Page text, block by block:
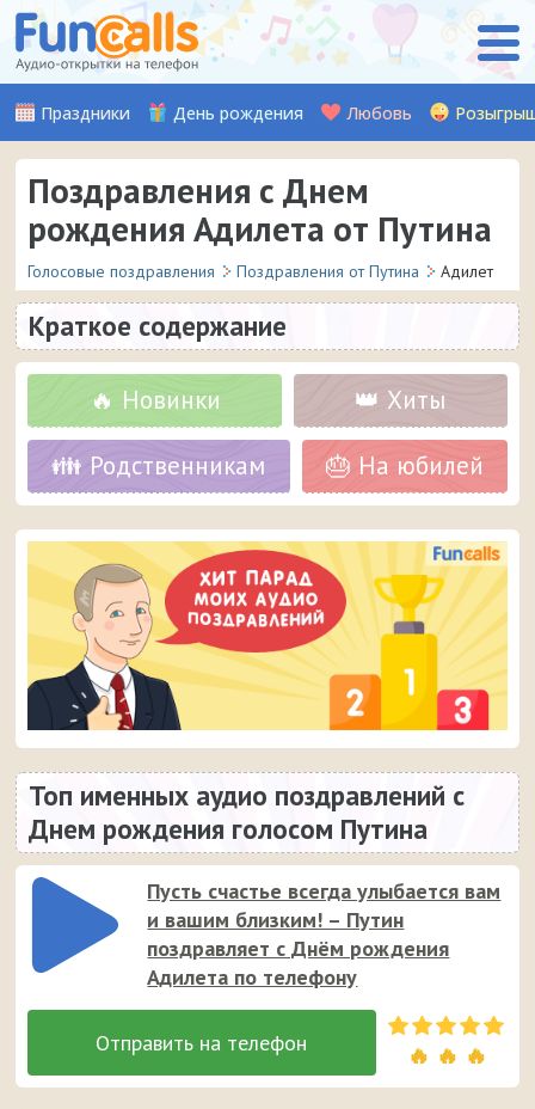
Праздники День рождения Любовь
Поздравления с Днем
рождения Адилета от Путина
Голосовые поздравления Поздравления от Путина Адилет
Краткое содержание
🔥 Новинки 👑 Хиты
👪 Родственникам 🎂 На юбилей
Топ именных аудио поздравлений с
Днем рождения голосом Путина
Пусть счастье всегда улыбается вам
и вашим близким! – Путин
поздравляет с Днём рождения
Адилета по телефону
🔥 🔥 🔥